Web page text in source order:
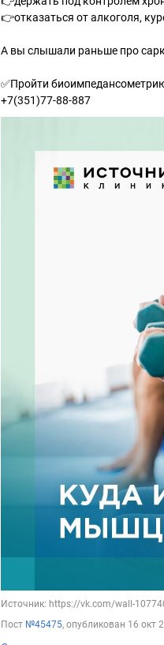
👉отказаться от алкоголя,
А вы слышали раньше про
✅Пройти
+7(351)77-88-887
Источник: https://vk.com/wall-
Пост №45475, опубликован 16 окт